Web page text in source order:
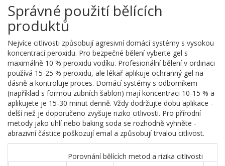
Správné použití bělících
produktů
Nejvíce citlivosti způsobují agresivní domácí systémy s vysokou
koncentrací peroxidu. Pro bezpečné bělení vyberte gel s
maximálně 10 % peroxidu vodíku. Profesionální bělení v ordinaci
používá 15-25 % peroxidu, ale lékař aplikuje ochranný gel na
dásně a kontroluje proces. Domácí systémy s odborníkem
(například s formou zubních šablon) mají koncentraci 10-15 % a
aplikujete je 15-30 minut denně. Vždy dodržujte dobu aplikace -
delší než je doporučeno zvyšuje riziko citlivosti. Pro přírodní
metody jako uhlí nebo baking soda se rozhodně vyhněte -
abrazivní částice poškozují emal a způsobují trvalou citlivost.
Porovnání bělících metod a rizika citlivosti